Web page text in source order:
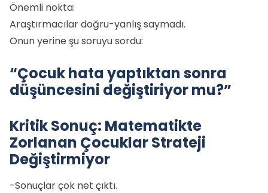
Önemli nokta:
Araştırmacılar doğru-yanlış saymadı.
Onun yerine şu soruyu sordu:
“Çocuk hata yaptıktan sonra
düşüncesini değiştiriyor mu?”
Kritik Sonuç: Matematikte
Zorlanan Çocuklar Strateji
Değiştirmiyor
-Sonuçlar çok net çıktı.